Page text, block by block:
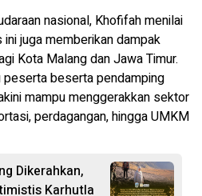
nasional, Khofifah menilai
juga memberikan dampak
Kota Malang dan Jawa Timur.
peserta beserta pendamping
mampu menggerakkan sektor
perdagangan, hingga UMKM
Dikerahkan,
Karhutla